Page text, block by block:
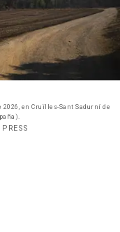
en Cruïlles-Sant Sadurní de